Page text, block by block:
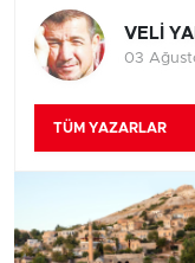
VELİ
03
TÜM YAZARLAR